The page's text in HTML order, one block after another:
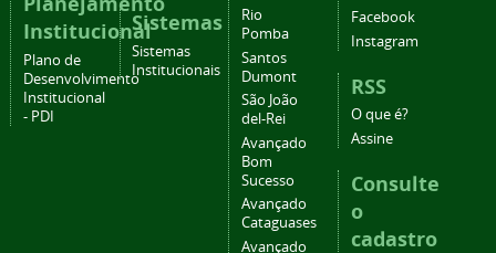
Institucional
Plano de
Desenvolvimento
Institucional
- PDI
Sistemas
Sistemas
Institucionais
Rio
Pomba
Santos
Dumont
São João
del-Rei
Avançado
Bom
Sucesso
Avançado
Cataguases
Avançado
Facebook
Instagram
RSS
O que é?
Assine
Consulte
o
cadastro